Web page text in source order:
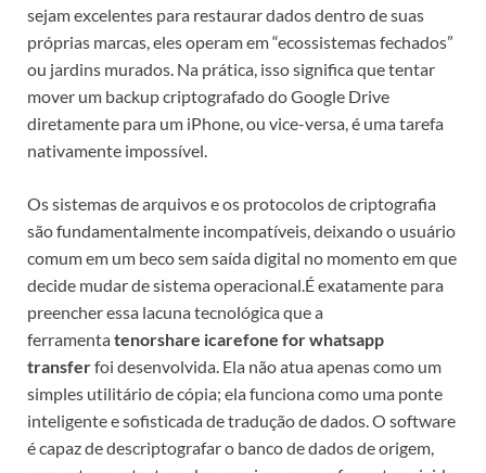
sejam excelentes para restaurar dados dentro de suas
próprias marcas, eles operam em “ecossistemas fechados”
ou jardins murados. Na prática, isso significa que tentar
mover um backup criptografado do Google Drive
diretamente para um iPhone, ou vice-versa, é uma tarefa
nativamente impossível.
Os sistemas de arquivos e os protocolos de criptografia
são fundamentalmente incompatíveis, deixando o usuário
comum em um beco sem saída digital no momento em que
decide mudar de sistema operacional.É exatamente para
preencher essa lacuna tecnológica que a
ferramentatenorshare icarefone for whatsapp
transferfoi desenvolvida. Ela não atua apenas como um
simples utilitário de cópia; ela funciona como uma ponte
inteligente e sofisticada de tradução de dados. O software
é capaz de descriptografar o banco de dados de origem,